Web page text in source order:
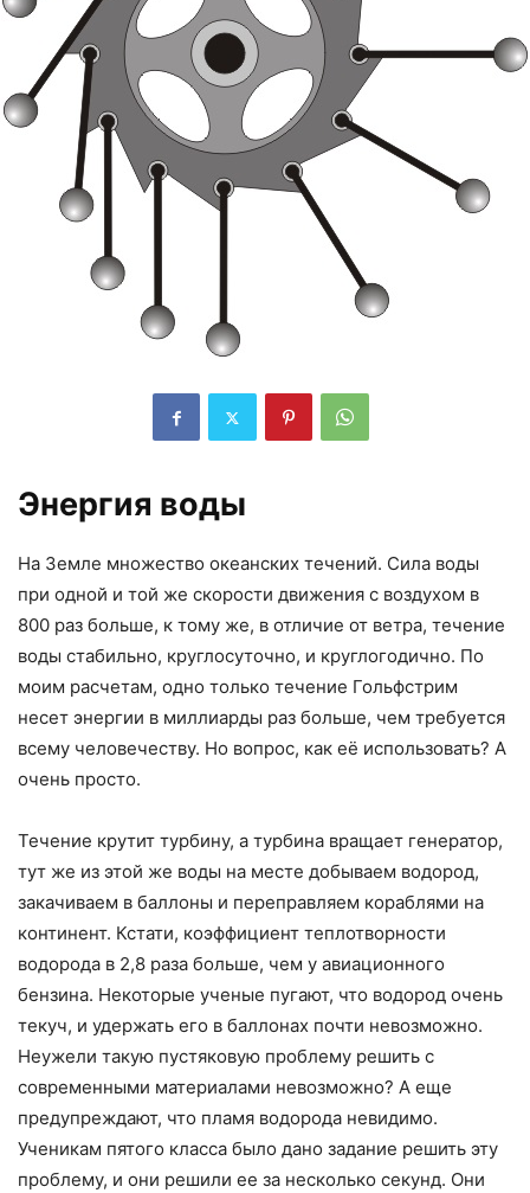
Энергия воды
На Земле множество океанских течений. Сила воды
при одной и той же скорости движения с воздухом в
800 раз больше, к тому же, в отличие от ветра, течение
воды стабильно, круглосуточно, и круглогодично. По
моим расчетам, одно только течение Гольфстрим
несет энергии в миллиарды раз больше, чем требуется
всему человечеству. Но вопрос, как её использовать? А
очень просто.
Течение крутит турбину, а турбина вращает генератор,
тут же из этой же воды на месте добываем водород,
закачиваем в баллоны и переправляем кораблями на
континент. Кстати, коэффициент теплотворности
водорода в 2,8 раза больше, чем у авиационного
бензина. Некоторые ученые пугают, что водород очень
текуч, и удержать его в баллонах почти невозможно.
Неужели такую пустяковую проблему решить с
современными материалами невозможно? А еще
предупреждают, что пламя водорода невидимо.
Ученикам пятого класса было дано задание решить эту
проблему, и они решили ее за несколько секунд. Они